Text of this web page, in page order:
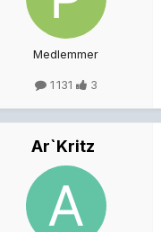
Medlemmer
1 131 3
Ar`Kritz